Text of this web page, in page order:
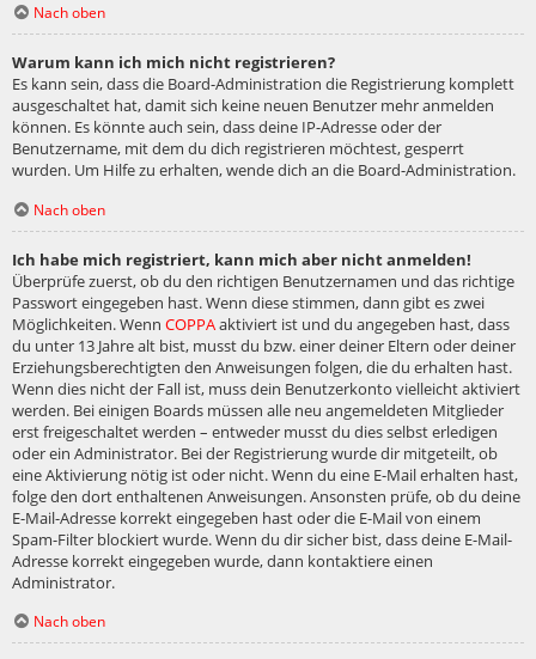
Nach oben
Warum kann ich mich nicht registrieren?
Es kann sein, dass die Board-Administration die Registrierung komplett
ausgeschaltet hat, damit sich keine neuen Benutzer mehr anmelden
können. Es könnte auch sein, dass deine IP-Adresse oder der
Benutzername, mit dem du dich registrieren möchtest, gesperrt
wurden. Um Hilfe zu erhalten, wende dich an die Board-Administration.
Nach oben
Ich habe mich registriert, kann mich aber nicht anmelden!
Überprüfe zuerst, ob du den richtigen Benutzernamen und das richtige
Passwort eingegeben hast. Wenn diese stimmen, dann gibt es zwei
Möglichkeiten. Wenn COPPAaktiviert ist und du angegeben hast, dass
du unter 13 Jahre alt bist, musst du bzw. einer deiner Eltern oder deiner
Erziehungsberechtigten den Anweisungen folgen, die du erhalten hast.
Wenn dies nicht der Fall ist, muss dein Benutzerkonto vielleicht aktiviert
werden. Bei einigen Boards müssen alle neu angemeldeten Mitglieder
erst freigeschaltet werden – entweder musst du dies selbst erledigen
oder ein Administrator. Bei der Registrierung wurde dir mitgeteilt, ob
eine Aktivierung nötig ist oder nicht. Wenn du eine E-Mail erhalten hast,
folge den dort enthaltenen Anweisungen. Ansonsten prüfe, ob du deine
E-Mail-Adresse korrekt eingegeben hast oder die E-Mail von einem
Spam-Filter blockiert wurde. Wenn du dir sicher bist, dass deine E-Mail-
Adresse korrekt eingegeben wurde, dann kontaktiere einen
Administrator.
Nach oben